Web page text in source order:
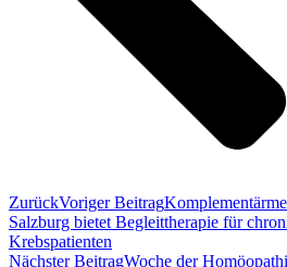
ZurückVoriger Beitrag
Salzburg bietet Begleittherapie für
Krebspatienten
Nächster BeitragWoche der